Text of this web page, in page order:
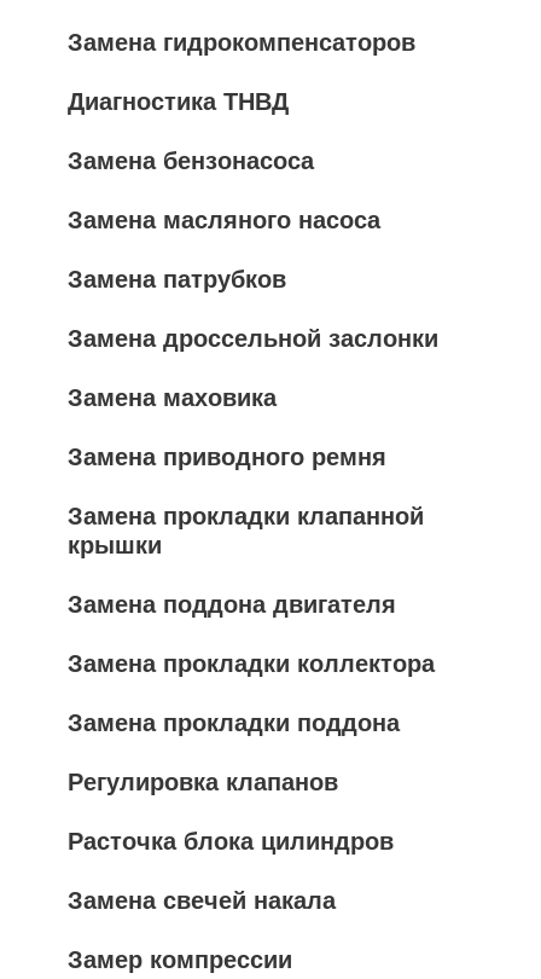
Замена гидрокомпенсаторов
Диагностика ТНВД
Замена бензонасоса
Замена масляного насоса
Замена патрубков
Замена дроссельной заслонки
Замена маховика
Замена приводного ремня
Замена прокладки клапанной
крышки
Замена поддона двигателя
Замена прокладки коллектора
Замена прокладки поддона
Регулировка клапанов
Расточка блока цилиндров
Замена свечей накала
Замер компрессии